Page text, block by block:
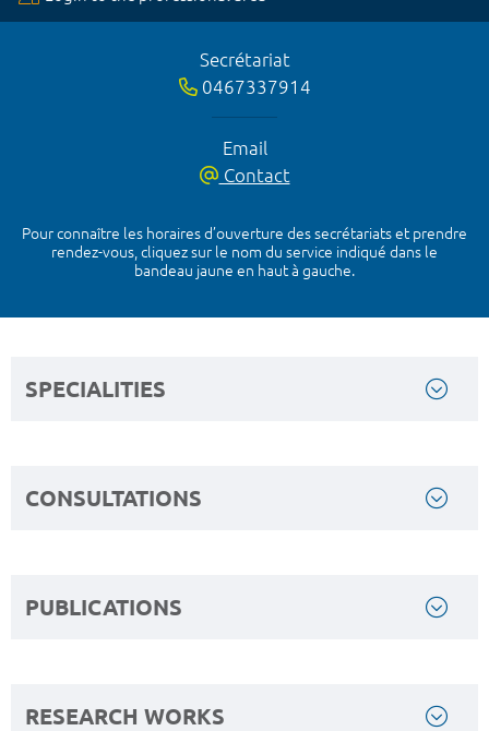
Secrétariat
0467337914
Email
Contact
Pour connaître les horaires d’ouverture des secrétariats et prendre
rendez-vous, cliquez sur le nom du service indiqué dans le
bandeau jaune en haut à gauche.
SPECIALITIES
CONSULTATIONS
PUBLICATIONS
RESEARCH WORKS